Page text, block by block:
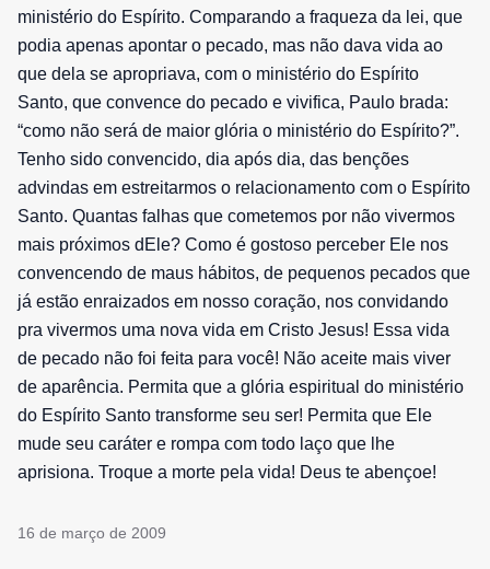
ministério do Espírito. Comparando a fraqueza da lei, que
podia apenas apontar o pecado, mas não dava vida ao
que dela se apropriava, com o ministério do Espírito
Santo, que convence do pecado e vivifica, Paulo brada:
“como não será de maior glória o ministério do Espírito?”.
Tenho sido convencido, dia após dia, das benções
advindas em estreitarmos o relacionamento com o Espírito
Santo. Quantas falhas que cometemos por não vivermos
mais próximos dEle? Como é gostoso perceber Ele nos
convencendo de maus hábitos, de pequenos pecados que
já estão enraizados em nosso coração, nos convidando
pra vivermos uma nova vida em Cristo Jesus! Essa vida
de pecado não foi feita para você! Não aceite mais viver
de aparência. Permita que a glória espiritual do ministério
do Espírito Santo transforme seu ser! Permita que Ele
mude seu caráter e rompa com todo laço que lhe
aprisiona. Troque a morte pela vida! Deus te abençoe!
16 de março de 2009